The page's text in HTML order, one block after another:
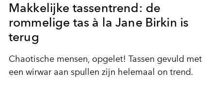
Makkelijke tassentrend: de
rommelige tas à la Jane Birkin is
terug
Chaotische mensen, opgelet! Tassen gevuld met
een wirwar aan spullen zijn helemaal on trend.